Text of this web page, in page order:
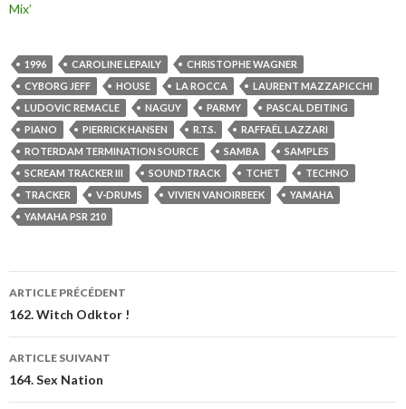
Mix’
1996 CAROLINE LEPAILY
CHRISTOPHE WAGNER
CYBORG JEFF
HOUSE LA ROCCA
LAURENT MAZZAPICCHI
LUDOVIC REMACLE
NAGUY PARMY
PASCAL DEITING
PIANO
PIERRICK HANSEN R.T.S.
RAFFAËL LAZZARI
ROTERDAM TERMINATION SOURCE
SAMBA
SAMPLES
SCREAM TRACKER III
SOUNDTRACK TCHET
TECHNO
TRACKER
V-DRUMS VIVIEN VANOIRBEEK
YAMAHA
YAMAHA PSR 210
ARTICLE PRÉCÉDENT
162. Witch Odktor !
ARTICLE SUIVANT
164. Sex Nation